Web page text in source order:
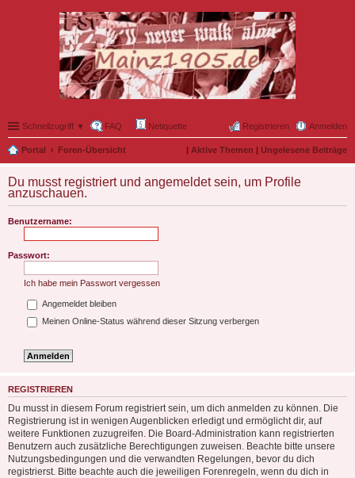
Schnellzugriff ▼ FAQ Netiquette Anmelden
Registrieren
Portal Foren-Übersicht | Aktive Themen | Ungelesene Beiträge
Du musst registriert und angemeldet sein, um Profile
anzuschauen.
Benutzername:
Passwort:
Ich habe mein Passwort vergessen
Angemeldet bleiben
Meinen Online-Status während dieser Sitzung verbergen
REGISTRIEREN
Du musst in diesem Forum registriert sein, um dich anmelden zu können. Die
Registrierung ist in wenigen Augenblicken erledigt und ermöglicht dir, auf
weitere Funktionen zuzugreifen. Die Board-Administration kann registrierten
Benutzern auch zusätzliche Berechtigungen zuweisen. Beachte bitte unsere
Nutzungsbedingungen und die verwandten Regelungen, bevor du dich
registrierst. Bitte beachte auch die jeweiligen Forenregeln, wenn du dich in